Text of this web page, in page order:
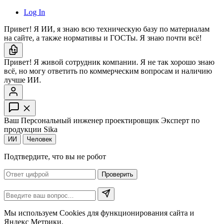
Log In
Привет! Я ИИ, я знаю всю техническую базу по материалам
на сайте, а также нормативы и ГОСТы. Я знаю почти всё!
Привет! Я живой сотрудник компании. Я не так хорошо знаю
всё, но могу ответить по коммерческим вопросам и наличию
лучше ИИ.
Ваш Персональный инженер проектировщик Эксперт по
продукции Sika
ИИ Человек
Подтвердите, что вы не робот
Проверить
Мы используем Cookies для функционирования сайта и
Яндекс Метрики.